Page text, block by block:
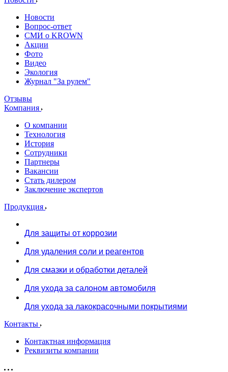
Новости
Вопрос-ответ
СМИ о KROWN
Акции
Фото
Видео
Экология
Журнал "За рулем"
Отзывы
Компания
О компании
Технология
История
Сотрудники
Партнеры
Вакансии
Стать дилером
Заключение экспертов
Продукция
Для защиты от коррозии
Для удаления соли и реагентов
Для смазки и обработки деталей
Для ухода за салоном автомобиля
Для ухода за лакокрасочными покрытиями
Контакты
Контактная информация
Реквизиты компании